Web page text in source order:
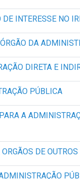
INTERESSE NO
DA
DIRETA E
PÚBLICA
A
DE OUTROS